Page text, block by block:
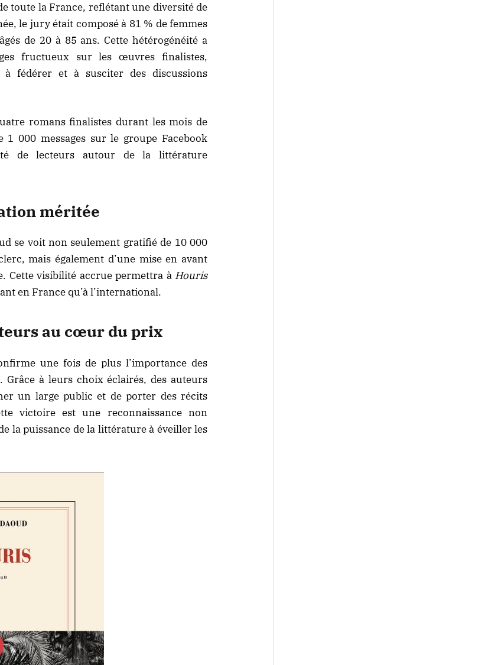
toute la France, reflétant une diversité de
le jury était composé à 81 % de femmes
de 20 à 85 ans. Cette hétérogénéité a
fructueux sur les œuvres finalistes,
fédérer et à susciter des discussions
romans finalistes durant les mois de
000 messages sur le groupe Facebook
de lecteurs autour de la littérature
méritée
se voit non seulement gratifié de 10 000
mais également d’une mise en avant
Cette visibilité accrue permettra à Houris
en France qu’à l’international.
au cœur du prix
une fois de plus l’importance des
à leurs choix éclairés, des auteurs
un large public et de porter des récits
victoire est une reconnaissance non
la puissance de la littérature à éveiller les